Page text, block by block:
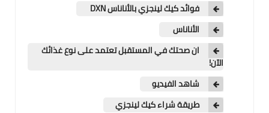
فوائد كيك لينجزي بالأناناس DXN
الأناناس
ان صحتك في المستقبل تعتمد على نوع غذائك
الآن!
شاهد الفيديو
طريقة شراء كيك لينجزي